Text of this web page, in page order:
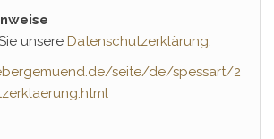
unsere Datenschutzerklärung.
seite/de/spessart/2